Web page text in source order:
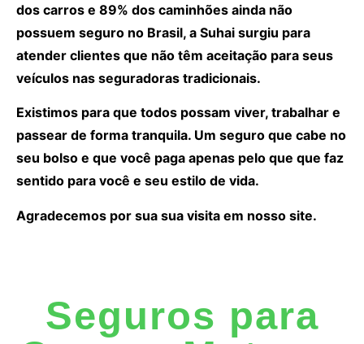
dos carros e 89% dos caminhões ainda não
possuem seguro no Brasil, a Suhai surgiu para
atender clientes que não têm aceitação para seus
veículos nas seguradoras tradicionais.
Existimos para que todos possam viver, trabalhar e
passear de forma tranquila. Um seguro que cabe no
seu bolso e que você paga apenas pelo que que faz
sentido para você e seu estilo de vida.
Agradecemos por sua sua visita em nosso site.
Seguros para